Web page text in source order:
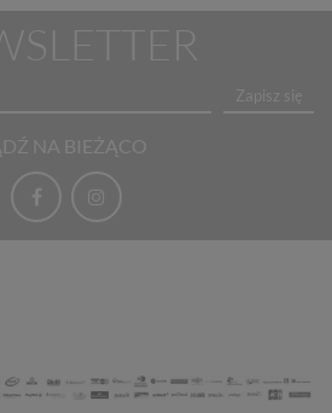
Zapisz się
NA BIEŻĄCO